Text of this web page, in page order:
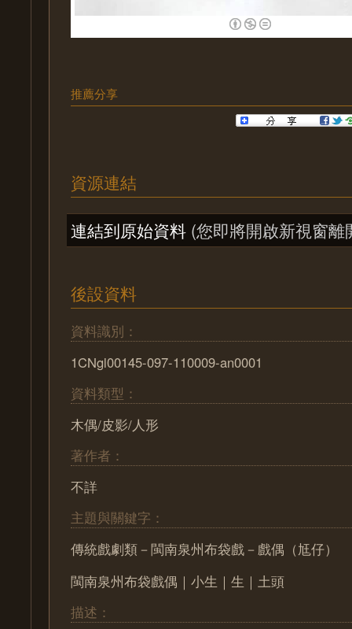
推薦分享
資源連結
連結到原始資料 (您即將開啟新視窗離
後設資料
資料識別：
1CNgl00145-097-110009-an0001
資料類型：
木偶/皮影/人形
著作者：
不詳
主題與關鍵字：
傳統戲劇類－閩南泉州布袋戲－戲偶（尪仔）
閩南泉州布袋戲偶｜小生｜生｜土頭
描述：